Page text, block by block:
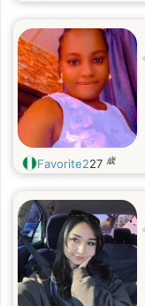
Favorite227 歳